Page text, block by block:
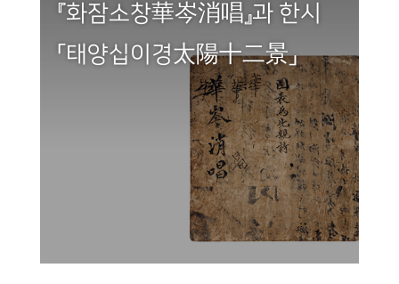
『화잠소창華岑消唱』과 한시
「태양십이경太陽十二景」